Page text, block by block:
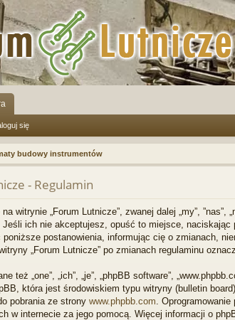
się
budowy instrumentów
- Regulamin
witrynie „Forum Lutnicze”, zwanej dalej „my”,
ich nie akceptujesz, opuść to miejsce, naciskając
postanowienia, informując cię o zmianach,
„Forum Lutnicze” po zmianach regulaminu
też „one”, „ich”, „je”, „phpBB software”,
która jest środowiskiem typu witryny (bulletin
pobrania ze strony www.phpbb.com .
w internecie za jego pomocą. Więcej informacji o